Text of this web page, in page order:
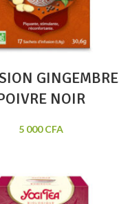
GINGEMBRE
NOIR
5 000CFA